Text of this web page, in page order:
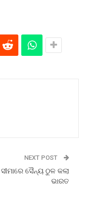
NEXT POST
ସୀମାରେ ସୈନ୍ୟ ଠୁଳ କଲା
ଭାରତ